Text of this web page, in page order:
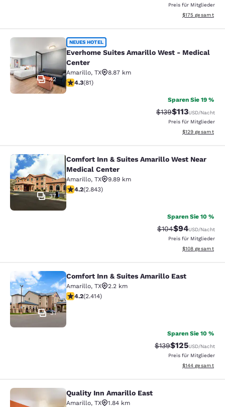
Preis für Mitglieder
Geschätzte
$175 gesamt
Everhome Suites Amarillo West -
42
NEUES HOTEL
Everhome Suites Amarillo West - Medical
Center
Amarillo, TX
8.87 km
4.31-Sterne-Bewertung. Hervorragend. 81
4.3(81)
Sparen Sie 19 %
Durchgestrichener
$139Vergünstigter
$113USD/Nacht
Preis für Mitglieder
Geschätzte
$129 gesamt
Comfort Inn & Suites Amarillo West
37
Comfort Inn & Suites Amarillo West Near
Medical Center
Amarillo, TX
9.89 km
4.18-Sterne-Bewertung. Sehr gut. 2843 Bewertungen
4.2(2.843)
Sparen Sie 10 %
Durchgestrichener
$104Vergünstigter
$94USD/Nacht
Preis für Mitglieder
Geschätzte
$108 gesamt
Comfort Inn & Suites Amarillo East
31
Comfort Inn & Suites Amarillo East
Amarillo, TX
2.2 km
4.16-Sterne-Bewertung. Sehr gut. 2414 Bewertungen
4.2(2.414)
Sparen Sie 10 %
Durchgestrichener
$139Vergünstigter
$125USD/Nacht
Preis für Mitglieder
Geschätzte
$144 gesamt
Quality Inn Amarillo East
Quality Inn Amarillo East
Amarillo, TX
1.84 km